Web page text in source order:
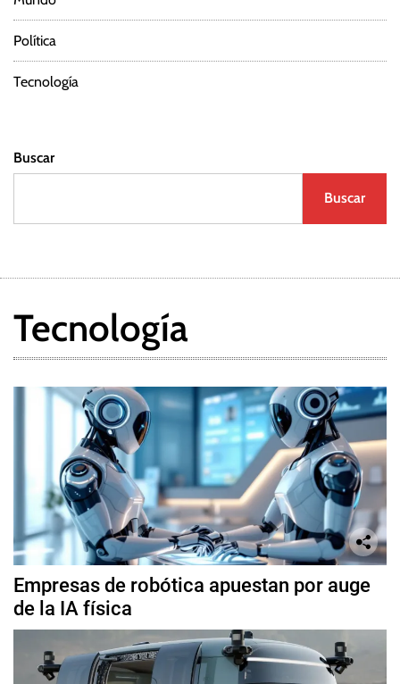
Política
Tecnología
Buscar
Buscar
Tecnología
Empresas de robótica apuestan por auge
de la IA física